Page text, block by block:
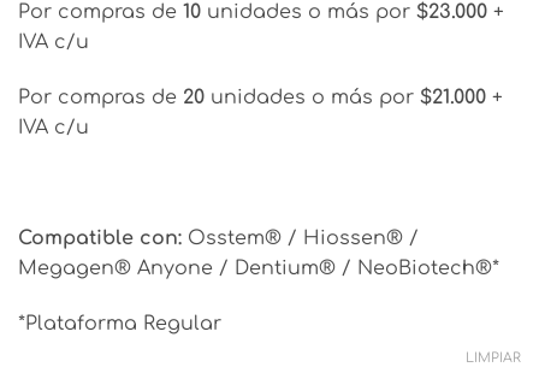
Por compras de 10 unidades o más por $23.000 +
IVA c/u
Por compras de 20 unidades o más por $21.000 +
IVA c/u
Compatible con: Osstem® / Hiossen® /
Megagen® Anyone / Dentium® / NeoBiotech®*
*Plataforma Regular
LIMPIAR